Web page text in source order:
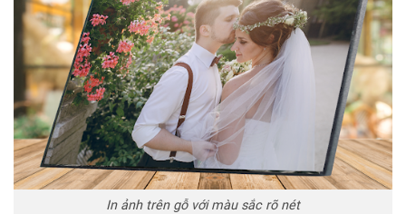
In ảnh trên gỗ với màu sắc rõ nét